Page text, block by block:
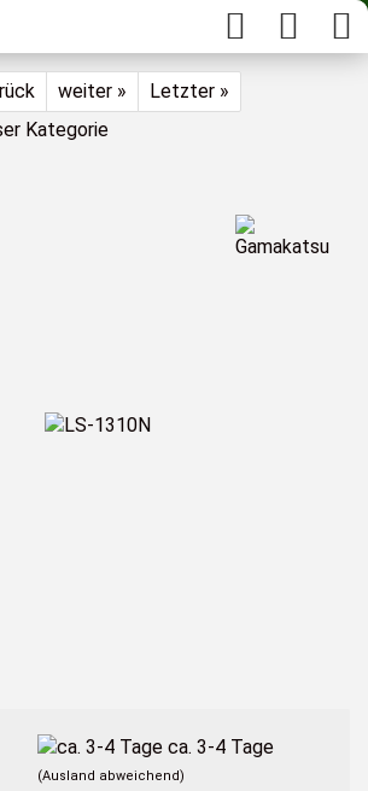
weiter »
Letzter »
Kategorie
ca. 3-4 Tage
(Ausland abweichend)